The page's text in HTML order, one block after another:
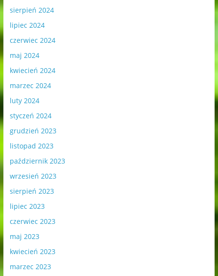
sierpień 2024
lipiec 2024
czerwiec 2024
maj 2024
kwiecień 2024
marzec 2024
luty 2024
styczeń 2024
grudzień 2023
listopad 2023
październik 2023
wrzesień 2023
sierpień 2023
lipiec 2023
czerwiec 2023
maj 2023
kwiecień 2023
marzec 2023